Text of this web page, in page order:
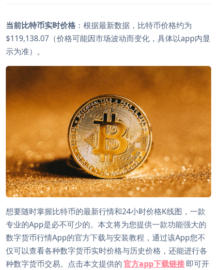
当前比特币实时价格 ：根据最新数据，比特币价格约为
$119,138.07（价格可能因市场波动而变化，具体以app内显
示为准）。
想要随时掌握比特币的最新行情和24小时价格K线图，一款
专业的App是必不可少的。本文将为您提供一款功能强大的
数字货币行情App的官方下载与安装教程，通过该App您不
仅可以查看各种数字货币实时价格与历史价格，还能进行各
种数字货币交易。点击本文提供的官方app下载链接即可开